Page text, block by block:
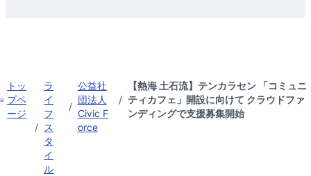
トッ
プペ
ージ
/
ラ
イ
フ
ス
タ
イ
ル
/
公益社
団法人
Civic F
orce
/
【熱海 土石流】テンカラセン 「コミュニ
ティカフェ」開設に向けて クラウドファ
ンディングで支援募集開始